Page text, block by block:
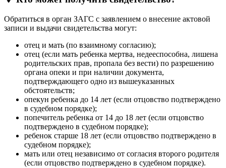
Обратиться в орган ЗАГС с заявлением о внесение актовой
записи и выдачи свидетельства могут:
отец и мать (по взаимному согласию);
отец (если мать ребенка мертва, недееспособна, лишена
родительских прав, пропала без вести) по разрешению
органа опеки и при наличии документа,
подтверждающего одно из вышеуказанных
обстоятельств;
опекун ребенка до 14 лет (если отцовство подтверждено
в судебном порядке);
попечитель ребенка от 14 до 18 лет (если отцовство
подтверждено в судебном порядке);
ребенок старше 18 лет (если отцовство подтверждено в
судебном порядке);
мать или отец независимо от согласия второго родителя
(если отцовство подтверждено в судебном порядке).